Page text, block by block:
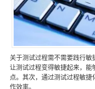
关于测试过程需不需要践行敏
让测试过程变得敏捷起来，能
点。其次，通过测试过程敏
作效率。